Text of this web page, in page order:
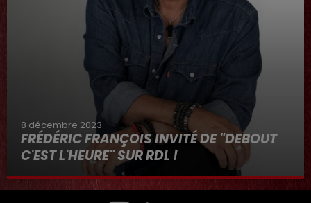
8 décembre 2023
FRÉDÉRIC FRANÇOIS INVITÉ DE "DEBOUT
C'EST L'HEURE" SUR RDL !
8 décembre 2023